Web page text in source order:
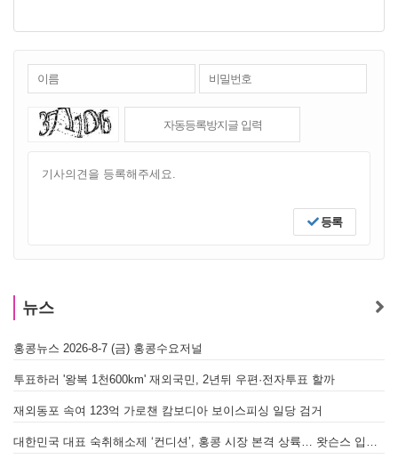
등록
뉴스
홍콩뉴스 2026-8-7 (금) 홍콩수요저널
투표하러 '왕복 1천600km' 재외국민, 2년뒤 우편·전자투표 할까
재외동포 속여 123억 가로챈 캄보디아 보이스피싱 일당 검거
대한민국 대표 숙취해소제 ‘컨디션’, 홍콩 시장 본격 상륙… 왓슨스 입점 기념 할인 행사 진행